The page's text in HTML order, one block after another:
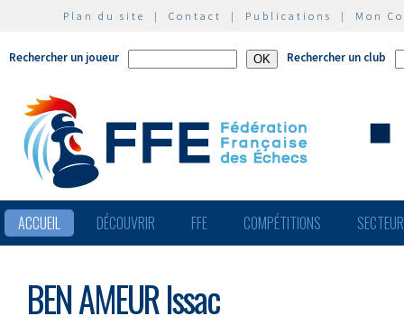
Plan du site | Contact | Publications | Mon
Rechercher un joueur Rechercher un club
ACCUEIL DÉCOUVRIR FFE COMPÉTITIONS
BEN AMEUR Issac